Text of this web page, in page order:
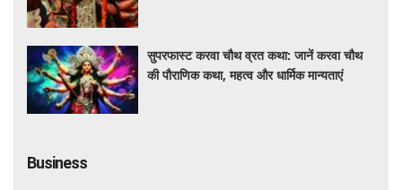
सुपरफास्ट करवा चौथ व्रत कथा: जानें करवा चौथ
की पौराणिक कथा, महत्व और धार्मिक मान्यताएं
Business